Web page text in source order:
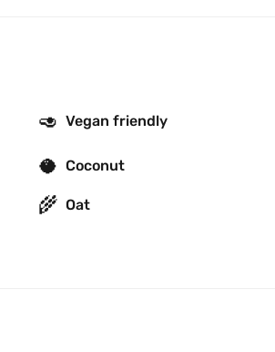
🥑 Vegan friendly
🥥 Coconut
🌾 Oat